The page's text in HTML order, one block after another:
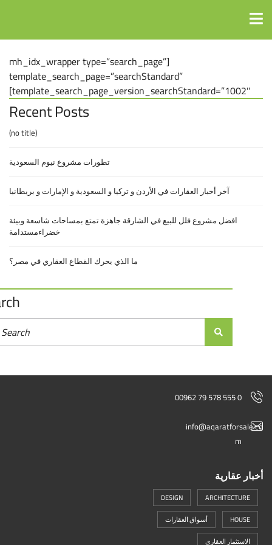
[mh_idx_wrapper type=”search_page”
template_search_page=”searchStandard”
template_search_page_version_searchStandard=”1002″]
Recent Posts
تطورات مشروع نيوم السعودية
آخر أخبار العقارات في الأردن و تركيا و السعودية و الإمارات و بريطانيا
افضل مشروع فلل للبيع في الشارقة جاهزة تمتع بمساحات شاسعة وبيئة
خضراءمستدامة
ما الذي يحرك القطاع العقاري في مصر؟
Search
00962 79 578 555 0
عقارية
ARCHITECTURE
DESIGN
أسواق العقارات
الاستثمار العقاري